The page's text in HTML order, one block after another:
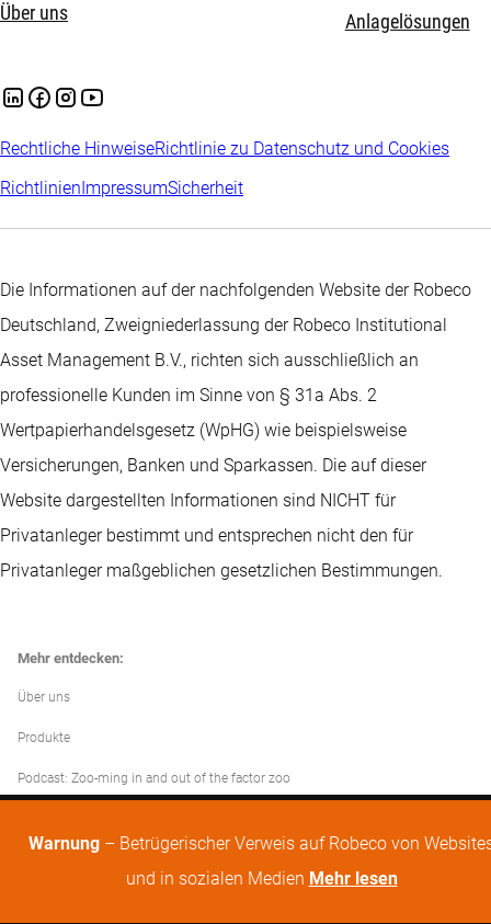
Über uns
Anlagelösungen
Rechtliche HinweiseRichtlinie zu Datenschutz und Cookies
RichtlinienImpressumSicherheit
Die Informationen auf der nachfolgenden Website der Robeco
Deutschland, Zweigniederlassung der Robeco Institutional
Asset Management B.V., richten sich ausschließlich an
professionelle Kunden im Sinne von § 31a Abs. 2
Wertpapierhandelsgesetz (WpHG) wie beispielsweise
Versicherungen, Banken und Sparkassen. Die auf dieser
Website dargestellten Informationen sind NICHT für
Privatanleger bestimmt und entsprechen nicht den für
Privatanleger maßgeblichen gesetzlichen Bestimmungen.
Mehr entdecken:
Über uns
Produkte
Podcast: Zoo-ming in and out of the factor zoo
Warnung – Betrügerischer Verweis auf Robeco von
und in sozialen Medien Mehr lesen